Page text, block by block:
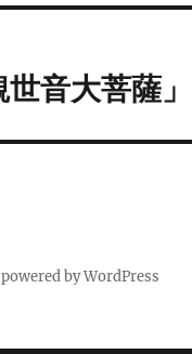
音大菩薩」
by WordPress